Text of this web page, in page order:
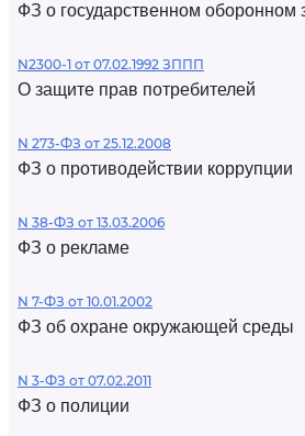
ФЗ о государственном оборонном
N2300-1 от 07.02.1992 ЗППП
О защите прав потребителей
N 273-ФЗ от 25.12.2008
ФЗ о противодействии коррупции
N 38-ФЗ от 13.03.2006
ФЗ о рекламе
N 7-ФЗ от 10.01.2002
ФЗ об охране окружающей среды
N 3-ФЗ от 07.02.2011
ФЗ о полиции